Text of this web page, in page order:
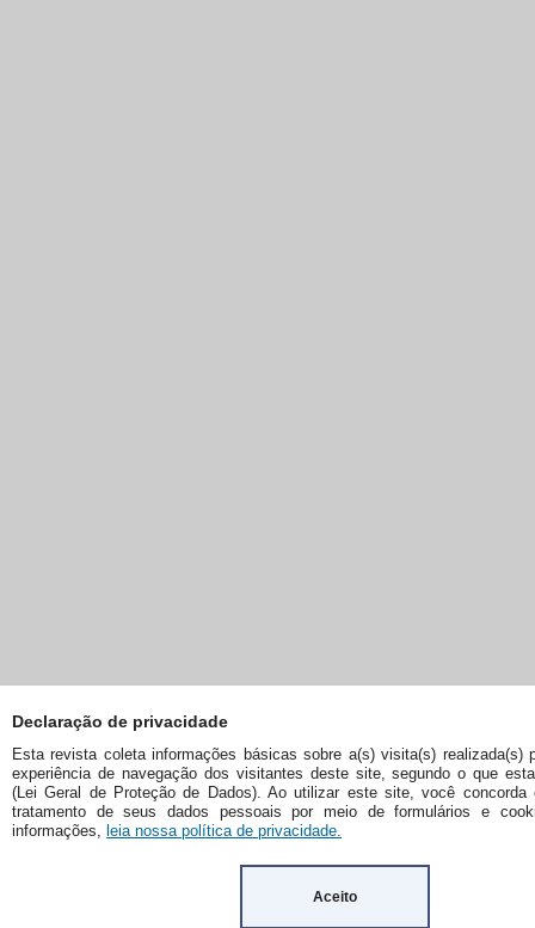
Declaração de privacidade
Esta revista coleta informações básicas sobre a(s) visita(s) realizada(s)
experiência de navegação dos visitantes deste site, segundo o que
(Lei Geral de Proteção de Dados). Ao utilizar este site, você
tratamento de seus dados pessoais por meio de formulários e
informações, leia nossa política de privacidade.
Aceito